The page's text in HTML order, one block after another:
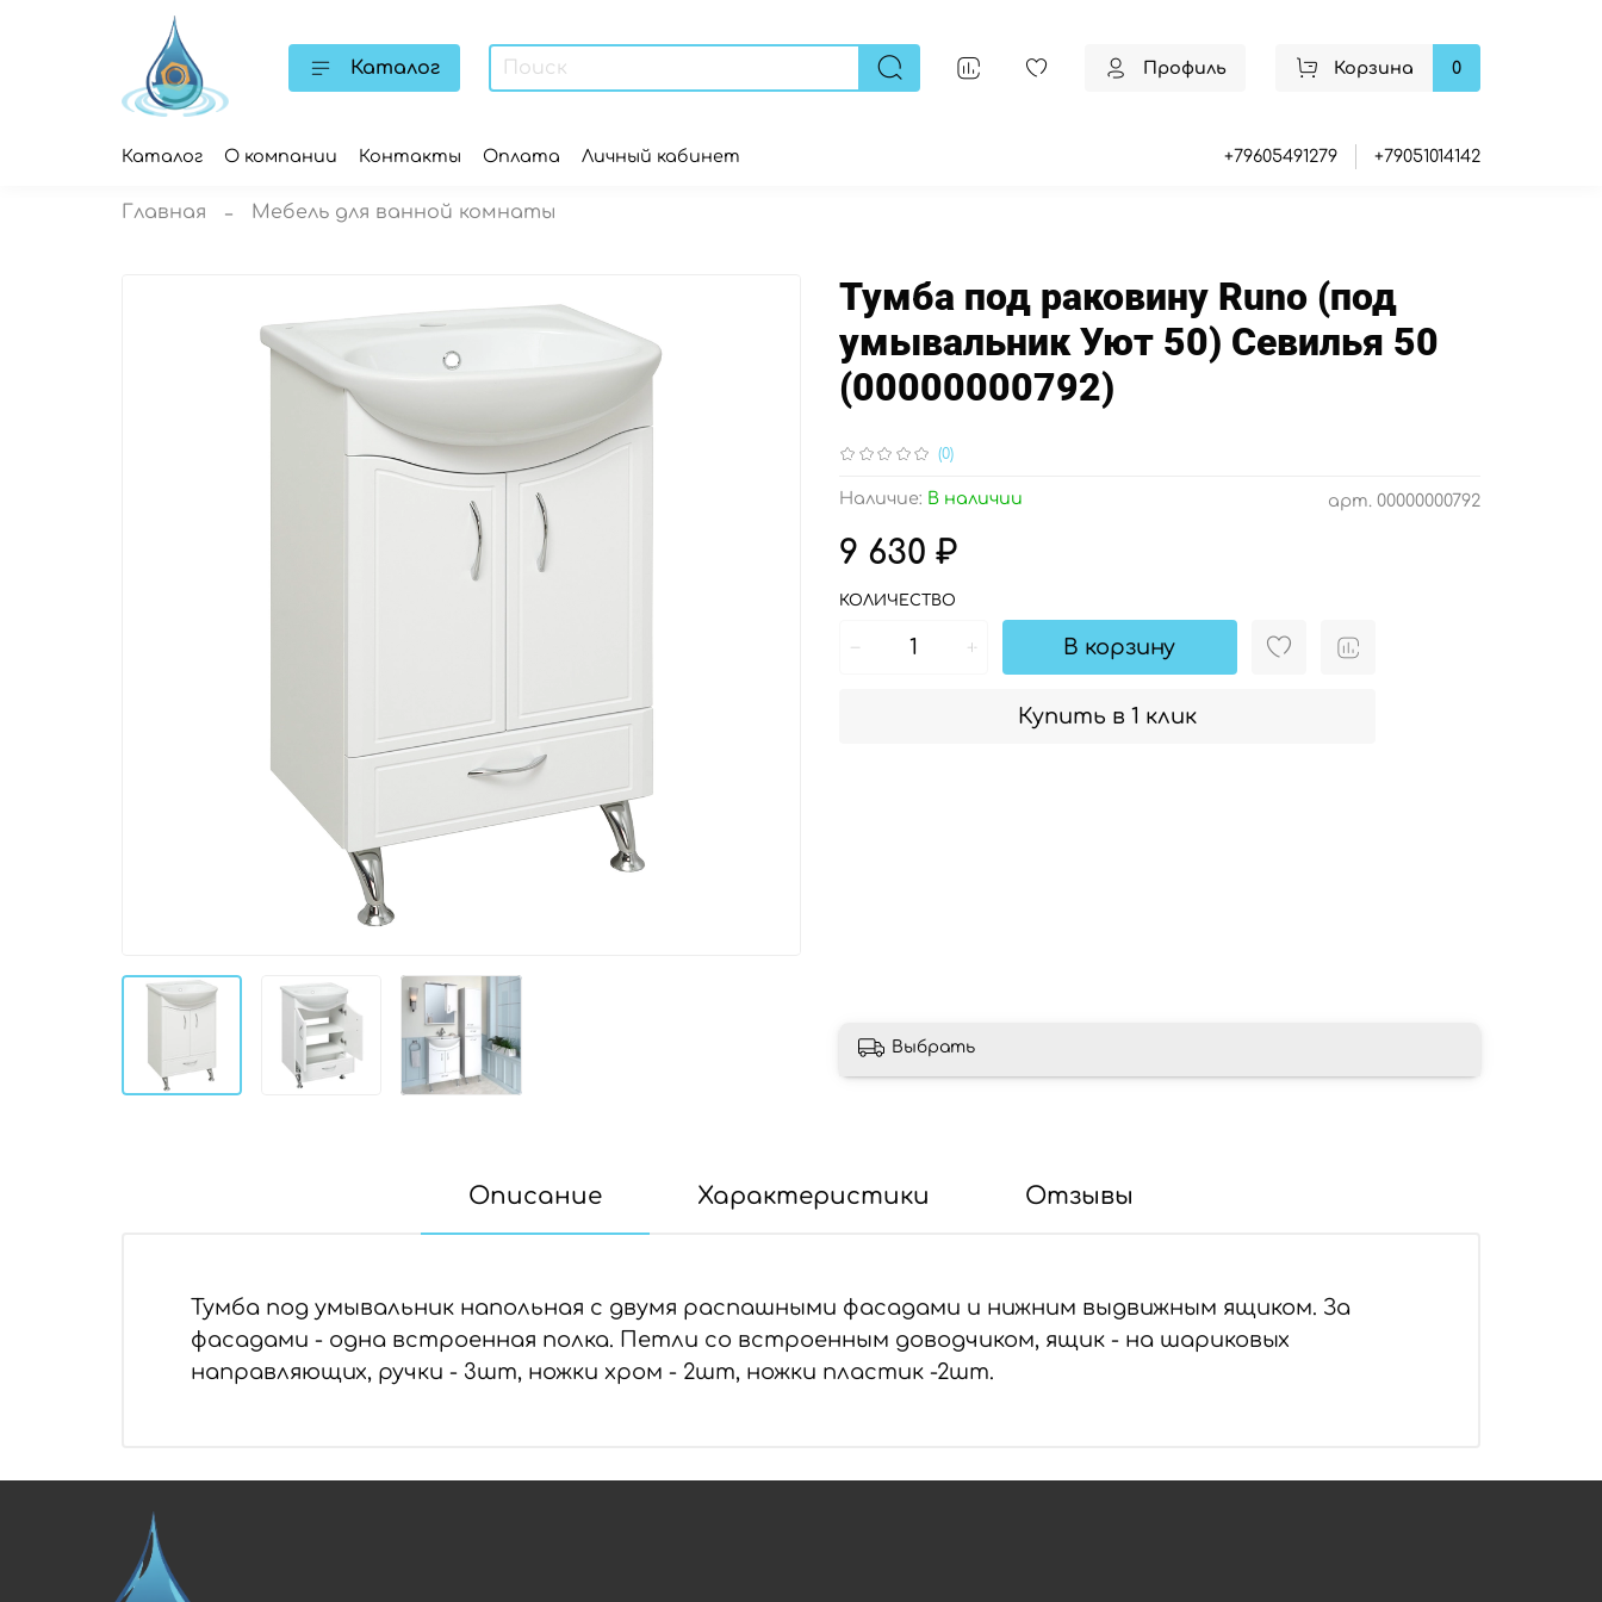
Каталог Профиль Корзина 0
Каталог О компании Контакты Оплата Личный кабинет +79605491279 +79051014142
Главная Мебель для ванной комнаты
(0)
арт. 00000000792
Наличие: В наличии
Тумба под раковину Runo (под
умывальник Уют 50) Севилья 50
(00000000792)
9 630 ₽
КОЛИЧЕСТВО
В корзину
Купить в 1 клик
Выбрать
Описание Характеристики Отзывы
Тумба под умывальник напольная с двумя распашными фасадами и нижним выдвижным ящиком. За
фасадами - одна встроенная полка. Петли со встроенным доводчиком, ящик - на шариковых
направляющих, ручки - 3шт, ножки хром - 2шт, ножки пластик -2шт.